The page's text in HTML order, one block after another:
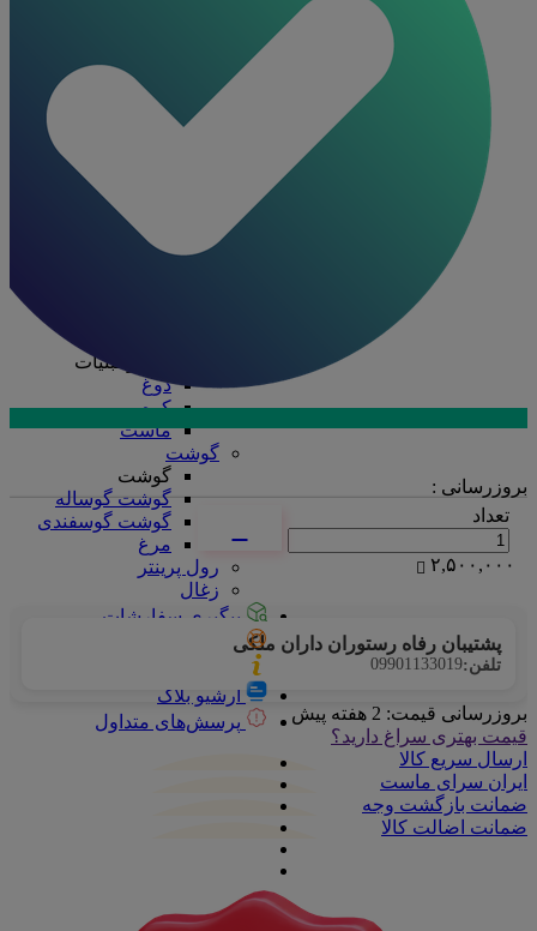
فویل آلومینیومی
ظروف یکبار مصرف
ظروف یکبار مصرف
ظرف پلاستیکی
قاشق، چنگال، کارد
کره و لبنیات
دوغ
کره
ماست
گوشت
گوشت
گوشت گوساله
گوشت گوسفندی
مرغ
رول پرینتر
زغال
پیگیری سفارشات
تماس با ما
آرشیو بلاگ
پرسش‌های متداول
بروزرسانی :
تعداد
۲,۵۰۰,۰۰۰
پشتیبان رفاه رستوران داران ملکی
تلفن:09901133019
بروزرسانی قیمت: 2 هفته پیش
قیمت بهتری سراغ دارید؟
ارسال سریع کالا
ایران سرای ماست
ضمانت بازگشت وجه
ضمانت اضالت کالا